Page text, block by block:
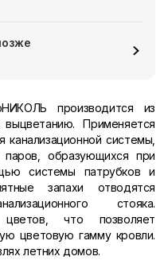
производится из
выцветанию. Применяется
канализационной системы,
образующихся при
системы патрубков и
запахи отводятся
стояка.
цветов, что позволяет
цветовую гамму кровли.
летних домов.